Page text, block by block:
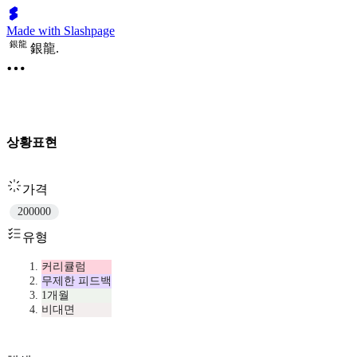
Made with Slashpage
銀龍 銀龍.
상황표현
가격
200000
유형
커리큘럼
무제한 피드백
1개월
비대면